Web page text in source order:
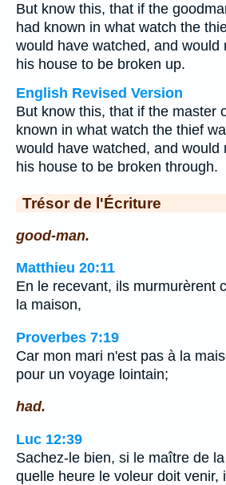
But know this, that if the
had known in what watch the
would have watched, and would
his house to be broken up.
English Revised Version
But know this, that if the master
known in what watch the thief
would have watched, and would
his house to be broken through.
Trésor de l'Écriture
good-man.
Matthieu 20:11
En le recevant, ils murmurèrent
la maison,
Proverbes 7:19
Car mon mari n'est pas à la
pour un voyage lointain;
had.
Luc 12:39
Sachez-le bien, si le maître de
quelle heure le voleur doit venir,